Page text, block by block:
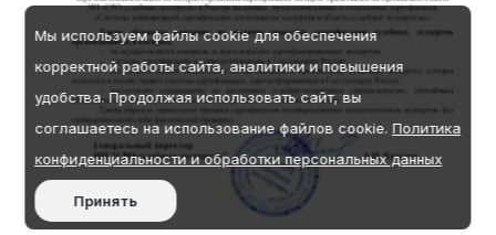
Мы используем файлы cookie для обеспечения
корректной работы сайта, аналитики и повышения
удобства. Продолжая использовать сайт, вы
соглашаетесь на использование файлов cookie. Политика
конфиденциальности и обработки персональных данных
Принять